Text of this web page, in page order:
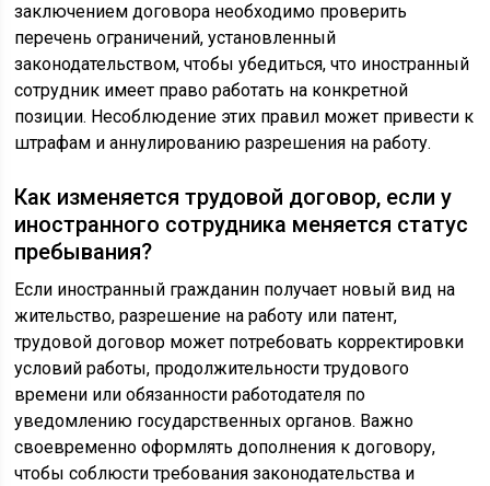
заключением договора необходимо проверить
перечень ограничений, установленный
законодательством, чтобы убедиться, что иностранный
сотрудник имеет право работать на конкретной
позиции. Несоблюдение этих правил может привести к
штрафам и аннулированию разрешения на работу.
Как изменяется трудовой договор, если у
иностранного сотрудника меняется статус
пребывания?
Если иностранный гражданин получает новый вид на
жительство, разрешение на работу или патент,
трудовой договор может потребовать корректировки
условий работы, продолжительности трудового
времени или обязанности работодателя по
уведомлению государственных органов. Важно
своевременно оформлять дополнения к договору,
чтобы соблюсти требования законодательства и